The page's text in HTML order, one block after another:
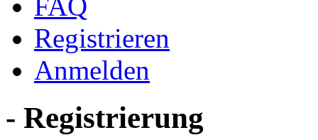
Registrieren
Anmelden
- Registrierung